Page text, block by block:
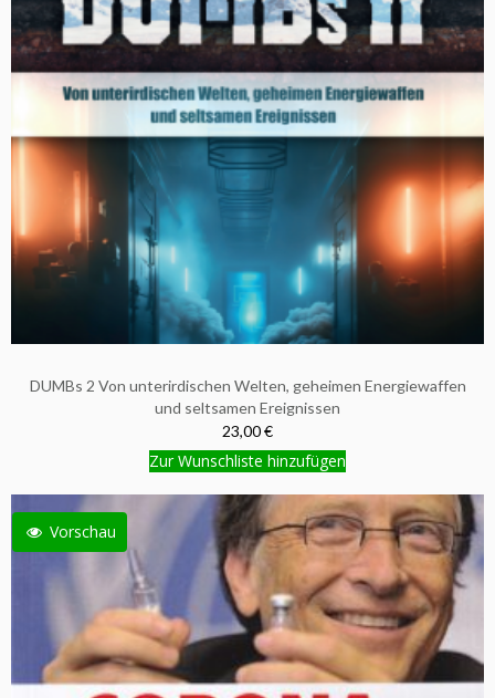
DUMBs 2 Von unterirdischen Welten, geheimen Energiewaffen
und seltsamen Ereignissen
23,00 €
Zur Wunschliste hinzufügen
Vorschau